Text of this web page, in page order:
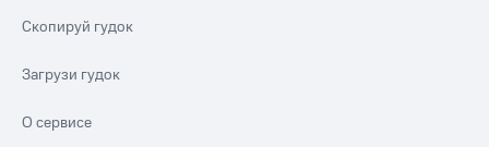
Скопируй гудок
Загрузи гудок
О сервисе